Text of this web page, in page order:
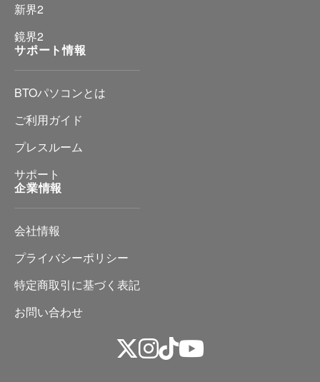
新界2
鏡界2
サポート情報
BTOパソコンとは
ご利用ガイド
プレスルーム
サポート
企業情報
会社情報
プライバシーポリシー
特定商取引に基づく表記
お問い合わせ